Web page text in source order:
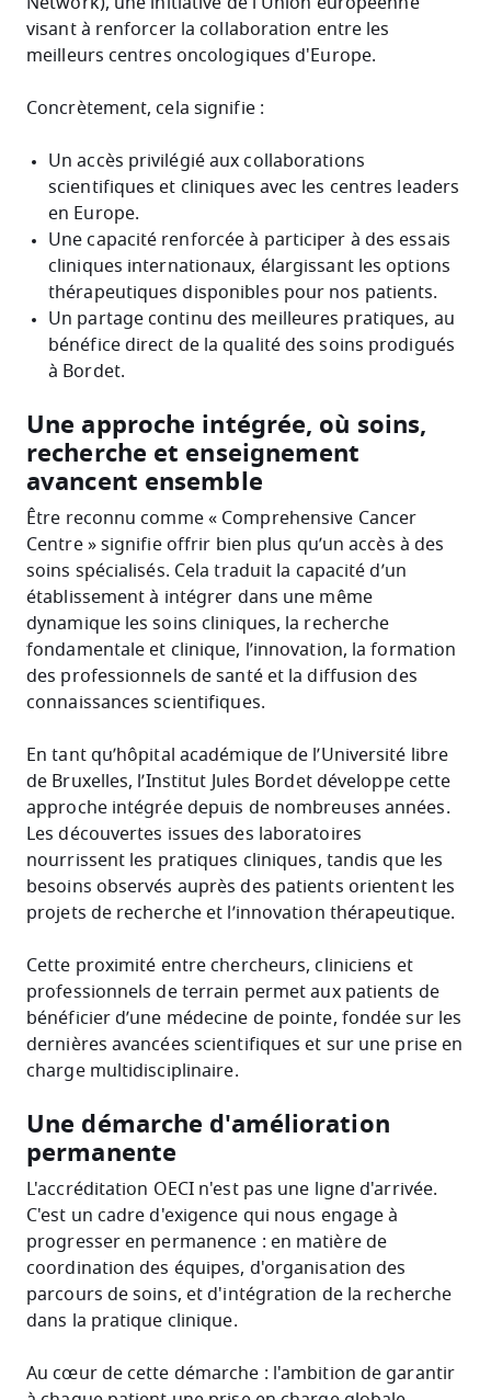
visant à renforcer la collaboration entre les
meilleurs centres oncologiques d'Europe.
Concrètement, cela signifie :
Un accès privilégié aux collaborations
scientifiques et cliniques avec les centres leaders
en Europe.
Une capacité renforcée à participer à des essais
cliniques internationaux, élargissant les options
thérapeutiques disponibles pour nos patients.
Un partage continu des meilleures pratiques, au
bénéfice direct de la qualité des soins prodigués
à Bordet.
Une approche intégrée, où soins,
recherche et enseignement
avancent ensemble
Être reconnu comme « Comprehensive Cancer
Centre » signifie offrir bien plus qu’un accès à des
soins spécialisés. Cela traduit la capacité d’un
établissement à intégrer dans une même
dynamique les soins cliniques, la recherche
fondamentale et clinique, l’innovation, la formation
des professionnels de santé et la diffusion des
connaissances scientifiques.
En tant qu’hôpital académique de l’Université libre
de Bruxelles, l’Institut Jules Bordet développe cette
approche intégrée depuis de nombreuses années.
Les découvertes issues des laboratoires
nourrissent les pratiques cliniques, tandis que les
besoins observés auprès des patients orientent les
projets de recherche et l’innovation thérapeutique.
Cette proximité entre chercheurs, cliniciens et
professionnels de terrain permet aux patients de
bénéficier d’une médecine de pointe, fondée sur les
dernières avancées scientifiques et sur une prise en
charge multidisciplinaire.
Une démarche d'amélioration
permanente
L'accréditation OECI n'est pas une ligne d'arrivée.
C'est un cadre d'exigence qui nous engage à
progresser en permanence : en matière de
coordination des équipes, d'organisation des
parcours de soins, et d'intégration de la recherche
dans la pratique clinique.
Au cœur de cette démarche : l'ambition de garantir